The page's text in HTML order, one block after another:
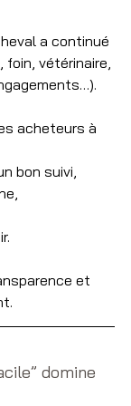
a continué
foin, vétérinaire,
acheteurs à
bon suivi,
et
domine